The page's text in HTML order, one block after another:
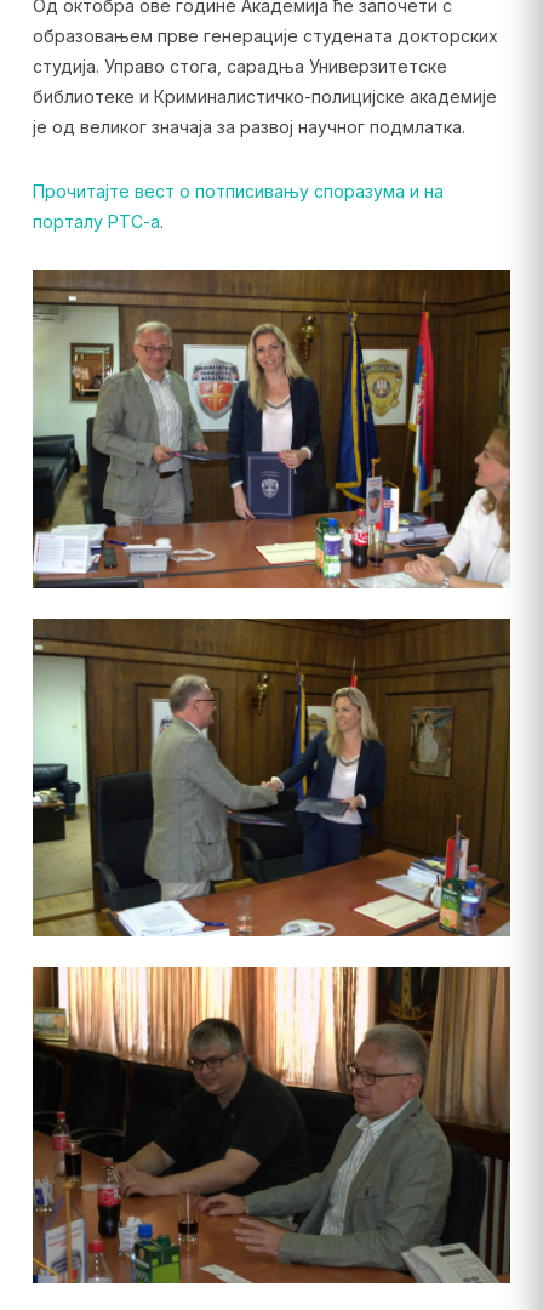
Од октобра ове године Академија ће започети с
образовањем прве генерације студената докторских
студија. Управо стога, сарадња Универзитетске
библиотеке и Криминалистичко-полицијске академије
је од великог значаја за развој научног подмлатка.
Прочитајте вест о потписивању споразума и на
порталу РТС-а.